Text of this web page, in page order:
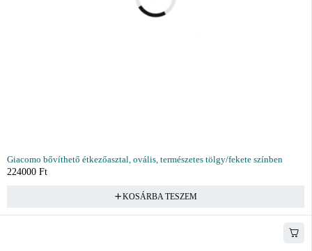
Giacomo bővíthető étkezőasztal, ovális, természetes tölgy/fekete színben
224000 Ft
KOSÁRBA TESZEM